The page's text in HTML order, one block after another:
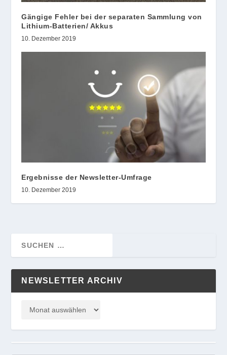
Gängige Fehler bei der separaten Sammlung von
Lithium-Batterien/ Akkus
10. Dezember 2019
Ergebnisse der Newsletter-Umfrage
10. Dezember 2019
NEWSLETTER ARCHIV